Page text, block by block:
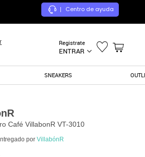
| Centro de ayuda
Registrate
ENTRAR
SNEAKERS
Café VillabonR VT-3010
por VillabónR